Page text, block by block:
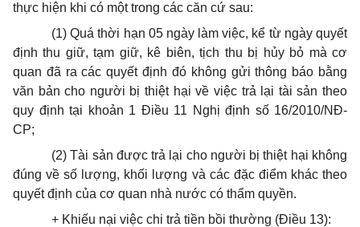
thực hiện khi có một trong các căn cứ sau:
(1) Quá thời hạn 05 ngày làm việc, kể từ ngày quyết
định thu giữ, tạm giữ, kê biên, tịch thu bị hủy bỏ mà cơ
quan đã ra các quyết định đó không gửi thông báo bằng
văn bản cho người bị thiệt hại về việc trả lại tài sản theo
quy định tại khoản 1 Điều 11 Nghị định số 16/2010/NĐ-
CP;
(2) Tài sản được trả lại cho người bị thiệt hại không
đúng về số lượng, khối lượng và các đặc điểm khác theo
quyết định của cơ quan nhà nước có thẩm quyền.
+ Khiếu nại việc chi trả tiền bồi thường (Điều 13):